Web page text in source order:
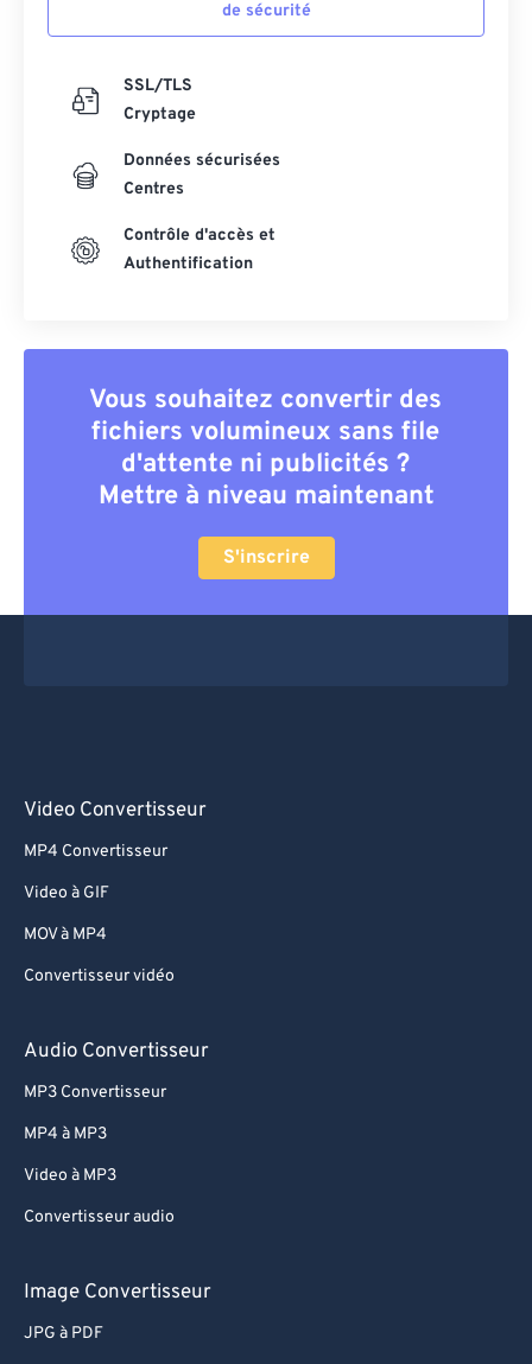
de sécurité
SSL/TLS
Cryptage
Données sécurisées
Centres
Contrôle d'accès et
Authentification
Vous souhaitez convertir des
fichiers volumineux sans file
d'attente ni publicités ?
Mettre à niveau maintenant
S'inscrire
Video Convertisseur
MP4 Convertisseur
Video à GIF
MOV à MP4
Convertisseur vidéo
Audio Convertisseur
MP3 Convertisseur
MP4 à MP3
Video à MP3
Convertisseur audio
Image Convertisseur
JPG à PDF